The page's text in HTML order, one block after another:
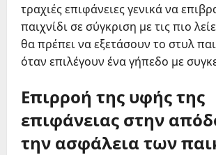
τραχιές επιφάνειες γενικά να
παιχνίδι σε σύγκριση με τις πιο
θα πρέπει να εξετάσουν το στυλ
όταν επιλέγουν ένα γήπεδο με
Επιρροή της υφής της
επιφάνειας στην
την ασφάλεια των